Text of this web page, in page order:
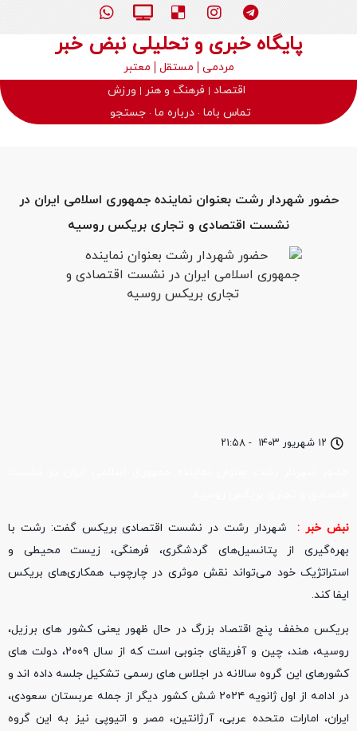
پایگاه خبری و تحلیلی نبض خبر
مردمی مستقل
معتبر
اقتصاد
فرهنگ و هنر
ورزش
تماس باما درباره ما جستجو
۱۲ شهریور ۱۴۰۳ - ۲۱:۵۸
حضور شهردار رشت بعنوان نماینده جمهوری اسلامی ایران در
نشست اقتصادی و تجاری بریکس روسیه
نبض خبر :
شهردار رشت در نشست اقتصادی بریکس گفت: رشت با
بهره‌گیری از پتانسیل‌های گردشگری، فرهنگی، زیست محیطی و
استراتژیک خود می‌تواند نقش موثری در چارچوب همکاری‌های بریکس
ایفا کند.
بریکس مخفف پنج اقتصاد بزرگ در حال ظهور یعنی کشور های برزیل،
روسیه، هند، چین و آفریقای جنوبی است که از سال ۲۰۰۹، دولت های
کشورهای این گروه سالانه در اجلاس های رسمی تشکیل جلسه داده اند و
در ادامه از اول ژانویه ۲۰۲۴ شش کشور دیگر از جمله عربستان سعودی،
ایران، امارات متحده عربی، آرژانتین، مصر و اتیوپی نیز به این گروه